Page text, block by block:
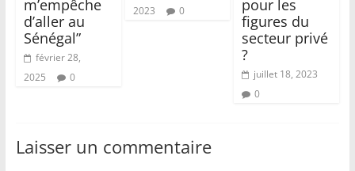
m’empêche
d’aller au
Sénégal”
février 28,
2025
0
2023
0
pour les
figures du
secteur privé
?
juillet 18, 2023
0
Laisser un commentaire